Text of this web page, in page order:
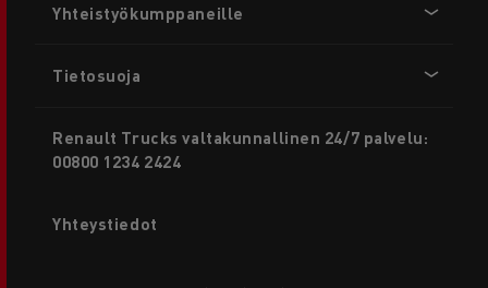
Yhteistyökumppaneille
Tietosuoja
Renault Trucks valtakunnallinen 24/7 palvelu:
00800 1234 2424
Yhteystiedot